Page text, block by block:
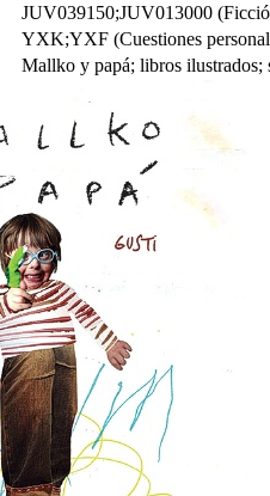
JUV039150;JUV013000
YXK;YXF (Cuestiones
Mallko y papá; libros ilustrados;